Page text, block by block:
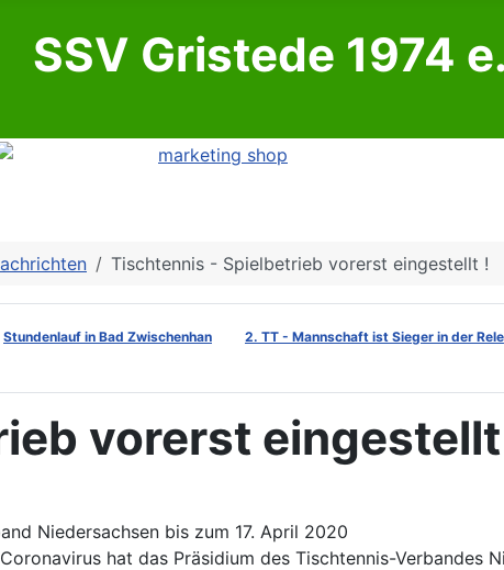
SSV Gristede 1974
Tischtennis - Spielbetrieb vorerst eingestellt !
Stundenlauf in Bad Zwischenhan 2. TT - Mannschaft ist Sieger in der
vorerst
Niedersachsen bis zum 17. April 2020
hat das Präsidium des Tischtennis-Verbandes